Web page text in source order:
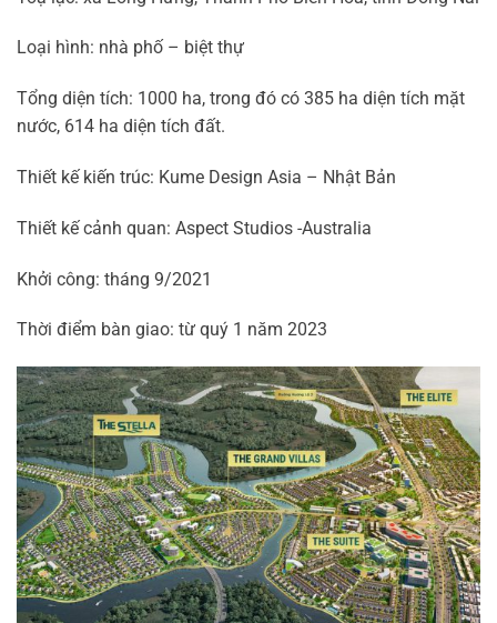
Loại hình: nhà phố – biệt thự
Tổng diện tích: 1000 ha, trong đó có 385 ha diện tích mặt
nước, 614 ha diện tích đất.
Thiết kế kiến trúc: Kume Design Asia – Nhật Bản
Thiết kế cảnh quan: Aspect Studios -Australia
Khởi công: tháng 9/2021
Thời điểm bàn giao: từ quý 1 năm 2023